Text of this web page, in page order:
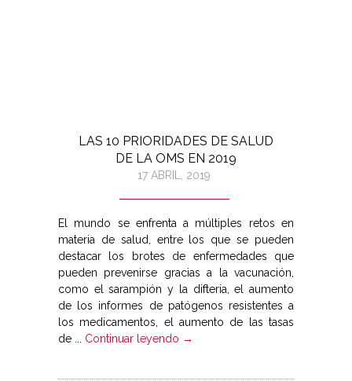
LAS 10 PRIORIDADES DE SALUD
DE LA OMS EN 2019
17 ABRIL, 2019
El mundo se enfrenta a múltiples retos en
materia de salud, entre los que se pueden
destacar los brotes de enfermedades que
pueden prevenirse gracias a la vacunación,
como el sarampión y la difteria, el aumento
de los informes de patógenos resistentes a
los medicamentos, el aumento de las tasas
de ... Continuar leyendo →